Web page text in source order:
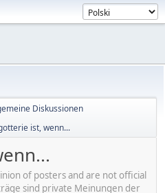
Diskussionen
ist, wenn...
of posters and are not official
sind private Meinungen der